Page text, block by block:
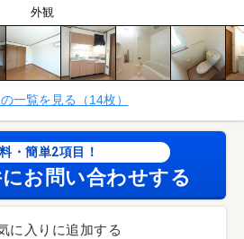
外観
一覧を見る（14枚）
・簡単2項目！
お問い合わせする
に入りに追加する